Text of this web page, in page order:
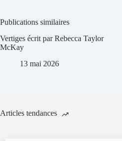
Publications similaires
Vertiges écrit par Rebecca Taylor
McKay
13 mai 2026
Articles tendances